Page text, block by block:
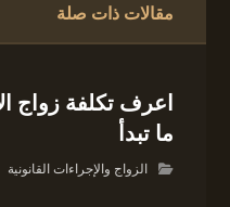
مقالات ذات صلة
اعرف تكلفة زواج
ما تبدأ
الزواج والإجراءات القانونية